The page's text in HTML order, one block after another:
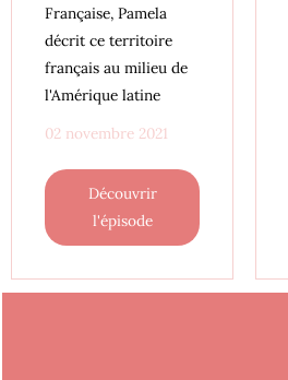
Française, Pamela
décrit ce territoire
français au milieu de
l'Amérique latine
02 novembre 2021
Découvrir
l'épisode